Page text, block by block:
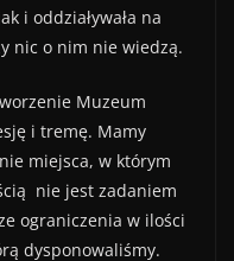
i oddziaływała na
nic o nim nie wiedzą.
Muzeum
i tremę. Mamy
miejsca, w którym
nie jest zadaniem
ograniczenia w ilości
dysponowaliśmy.